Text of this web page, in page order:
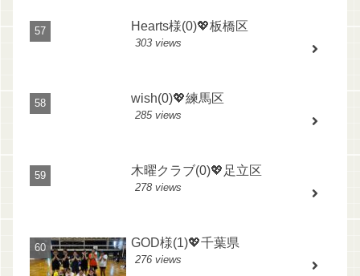
Hearts様(0)💖板橋区
303 views
wish(0)💖練馬区
285 views
木曜クラブ(0)💖足立区
278 views
GOD様(1)💖千葉県
276 views